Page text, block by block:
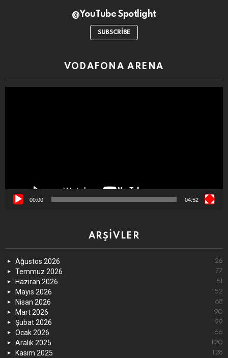
@YouTube Spotlight
SUBSCRIBE
VODAFONA ARENA
00:00 04:52
ARŞIVLER
Ağustos 2026 26
Temmuz 2026 77
Haziran 2026 51
Mayıs 2026 152
Nisan 2026 68
Mart 2026 90
Şubat 2026 99
Ocak 2026 66
Aralık 2025 120
Kasım 2025 128